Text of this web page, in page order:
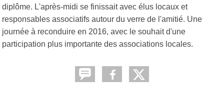
diplôme. L'après-midi se finissait avec élus locaux et
responsables associatifs autour du verre de l'amitié. Une
journée à reconduire en 2016, avec le souhait d'une
participation plus importante des associations locales.